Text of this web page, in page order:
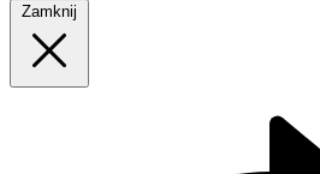
Zamknij